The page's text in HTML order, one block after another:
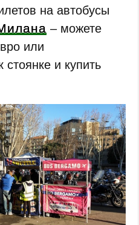
на автобусы
– можете
или
стоянке и купить